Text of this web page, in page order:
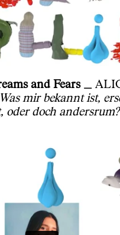
and Fears _
Was mir bekannt ist,
oder doch andersrum?